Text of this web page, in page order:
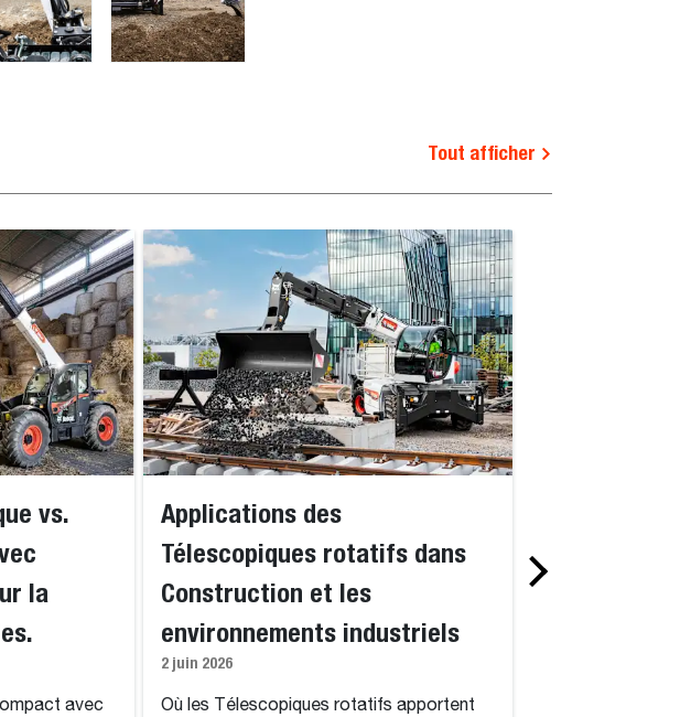
Tout afficher
vs.
la
avec
Applications des
Télescopiques rotatifs dans
Construction et les
environnements industriels
2 juin 2026
Où les Télescopiques rotatifs apportent